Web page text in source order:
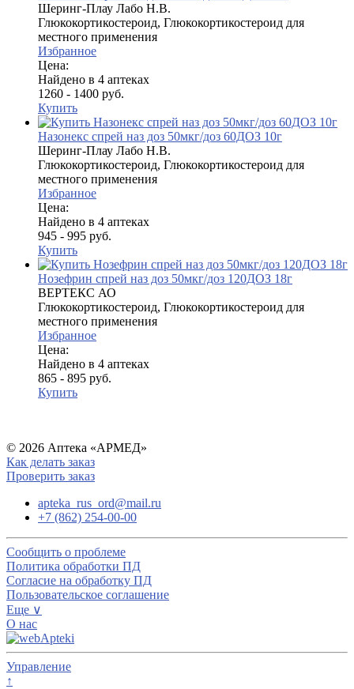
Шеринг-Плау Лабо Н.В.
Глюкокортикостероид, Глюкокортикостероид для
местного применения
Избранное
Цена:
Найдено в 4 аптеках
1260 - 1400 руб.
Купить
Назонекс спрей наз доз 50мкг/доз 60ДОЗ 10г
Шеринг-Плау Лабо Н.В.
Глюкокортикостероид, Глюкокортикостероид для
местного применения
Избранное
Цена:
Найдено в 4 аптеках
945 - 995 руб.
Купить
Нозефрин спрей наз доз 50мкг/доз 120ДОЗ 18г
ВЕРТЕКС АО
Глюкокортикостероид, Глюкокортикостероид для
местного применения
Избранное
Цена:
Найдено в 4 аптеках
865 - 895 руб.
Купить
© 2026 Аптека «АРМЕД»
Как делать заказ
Проверить заказ
apteka_rus_ord@mail.ru
+7 (862) 254-00-00
Сообщить о проблеме
Политика обработки ПД
Согласие на обработку ПД
Пользовательское соглашение
Еще ∨
О нас
Управление
↑